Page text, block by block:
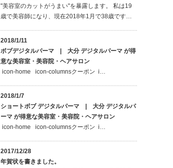
"美容室のカットがうまい"を暴露します。 私は19
歳で美容師になり、現在2018年1月で38歳です…
2018/1/11
ボブデジタルパーマ | 大分 デジタルパーマ が得
意な美容室・美容院・ヘアサロン
icon-home icon-columnsクーポン i…
2018/1/7
ショートボブ デジタルパーマ | 大分 デジタルパ
ーマ が得意な美容室・美容院・ヘアサロン
icon-home icon-columnsクーポン i…
2017/12/28
年賀状を書きました。